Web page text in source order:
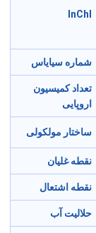
InChI
شماره سیایاس
تعداد کمیسیون
اروپایی
ساختار مولکولی
نقطه غلیان
نقطه اشتعال
حلالیت آب